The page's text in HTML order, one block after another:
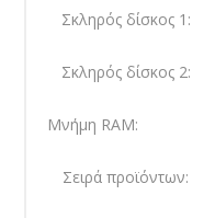
Σκληρός δίσκος 1:
Σκληρός δίσκος 2:
Μνήμη RAM:
Σειρά προϊόντων: